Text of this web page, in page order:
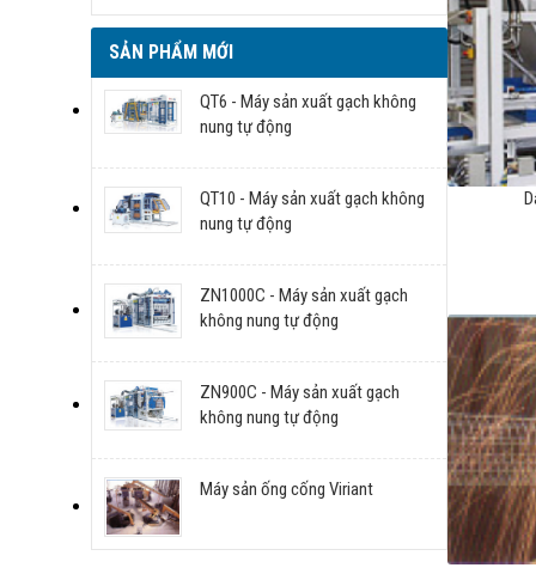
SẢN PHẨM MỚI
QT6 - Máy sản xuất gạch không
nung tự động
QT10 - Máy sản xuất gạch không
nung tự động
ZN1000C - Máy sản xuất gạch
không nung tự động
ZN900C - Máy sản xuất gạch
không nung tự động
Máy sản ống cống Viriant